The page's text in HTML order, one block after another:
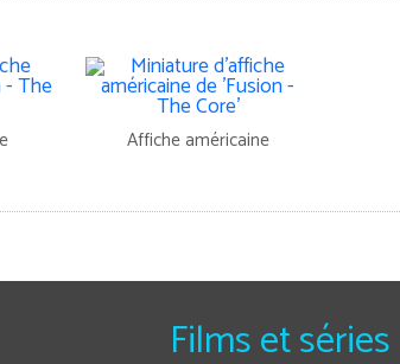
Affiche américaine
Films et séries